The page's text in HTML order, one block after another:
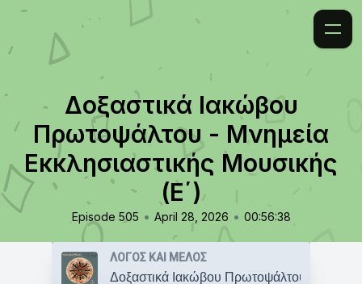
Δοξαστικά Ιακώβου
Πρωτοψάλτου - Μνημεία
Εκκλησιαστικής Μουσικής
(Ε΄)
Episode 505 • April 28, 2026 • 00:56:38
ΛΟΓΟΣ ΚΑΙ ΜΕΛΟΣ